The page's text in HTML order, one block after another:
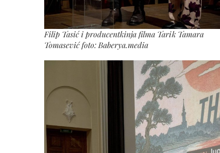
Filip Tasić i producentkinja filma Tarik Tamara
Tomasević foto: Baberya.media